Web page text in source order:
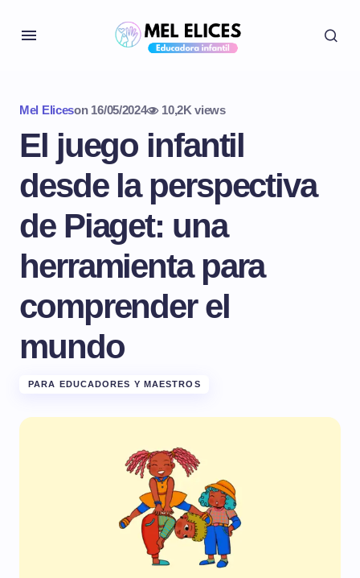
Mel Eliceson 16/05/2024 10,2K views
El juego infantil
desde la perspectiva
de Piaget: una
herramienta para
comprender el
mundo
PARA EDUCADORES Y MAESTROS